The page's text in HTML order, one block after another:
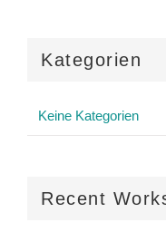
Kategorien
Keine Kategorien
Recent